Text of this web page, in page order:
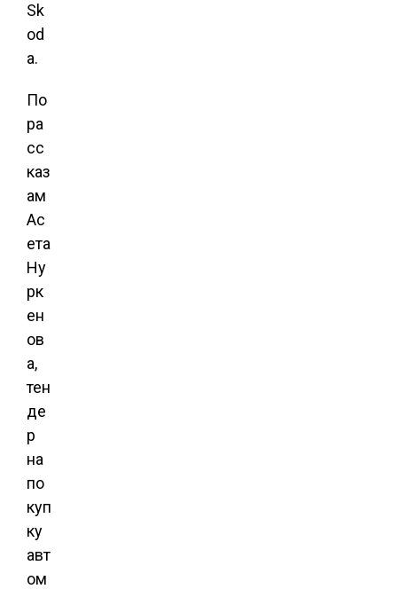
Sk
od
a.
По
ра
сс
каз
ам
Ас
ета
Ну
рк
ен
ов
а,
тен
де
р
на
по
куп
ку
авт
ом